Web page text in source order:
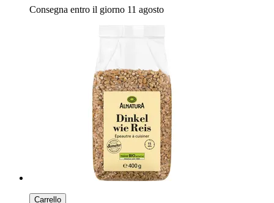
Consegna entro il giorno 11 agosto
Carrello